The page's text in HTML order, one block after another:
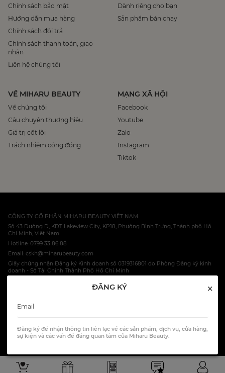
ĐĂNG KÝ ×
Đăng ký để nhận thông tin liên lạc về các sản phẩm, dịch vụ, cửa hàng,
sự kiện và các vấn đề đáng quan tâm của Miharu Beauty.
Chính sách bảo mật
Hướng dẫn mua hàng
Chính sách đổi trả
Chính sách thanh toán, giao
nhận
Liên hệ chúng tôi
Dành riêng cho bạn
Sản phẩm bán chạy
VỀ MIHARU BEAUTY
Về chúng tôi
Câu chuyện thương hiệu
Giá trị cốt lõi
Trách nhiệm cộng đồng
MẠNG XÃ HỘI
Facebook
Youtube
Zalo
Instagram
Tiktok
CÔNG TY CỔ PHẦN MIHARU BEAUTY VIỆT NAM
Số 43 Đường D, KĐT Lakeview City, KP18, Phường Bình Trưng, Thành phố Hồ
Chí Minh, Việt Nam
Hotline: 0799 33 86 88
Email: cskh@miharubeauty.com
Giấy chứng nhận Đăng ký Kinh doanh số 0319316801 do Phòng Đăng ký kinh
doanh - Sở Tài Chính Thành Phố Hồ Chí Minh
HOTLINE: 0799 33 86 88
All Rights Reserved.